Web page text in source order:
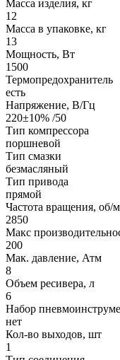
Масса изделия, кг
12
Масса в упаковке, кг
13
Мощность, Вт
1500
Термопредохранитель
есть
Напряжение, В/Гц
220±10% /50
Тип компрессора
поршневой
Тип смазки
безмасляный
Тип привода
прямой
Частота вращения, об/
2850
Макс
200
Мак. давление, Атм
8
Объем ресивера, л
6
Набор
нет
Кол-во выходов, шт
1